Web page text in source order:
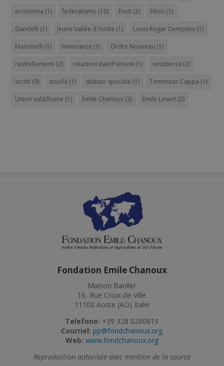
economia (1) federalismo (10) fonti (2) Fénis (1)
Gandelli (1) Jeune Vallée d'Aoste (1) Louis Roger Dempsey (1)
Mancinelli (1) minoranze (1) Ordre Nouveau (1)
rastrellamenti (2) relazioni italofrancesi (1) resistenza (2)
scritti (9) scuola (1) statuto speciale (1) Tommaso Cappa (1)
Union valdôtaine (1) Émile Chanoux (3) Émile Lexert (2)
Fondation Emile Chanoux
Maison Bariller
16, Rue Croix-de-Ville
11100 Aoste (AO) Italie
Telefono: +39 328 0280819
Courriel: pp@fondchanoux.org
Web: www.fondchanoux.org
Reproduction autorisée avec mention de la source